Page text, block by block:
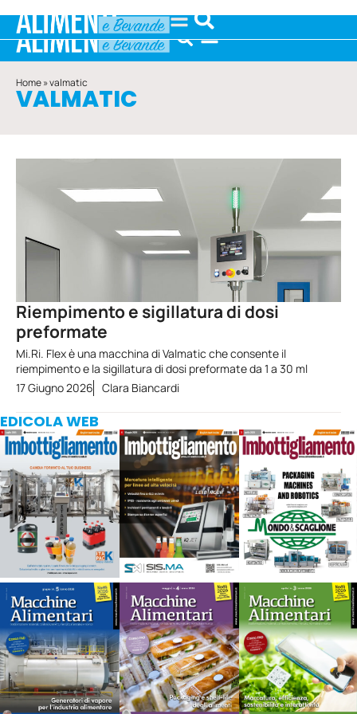
Home»valmatic
VALMATIC
Riempimento e sigillatura di dosi
preformate
Mi.Ri. Flex è una macchina di Valmatic che consente il
riempimento e la sigillatura di dosi preformate da 1 a 30 ml
17 Giugno 2026
Clara Biancardi
EDICOLA WEB